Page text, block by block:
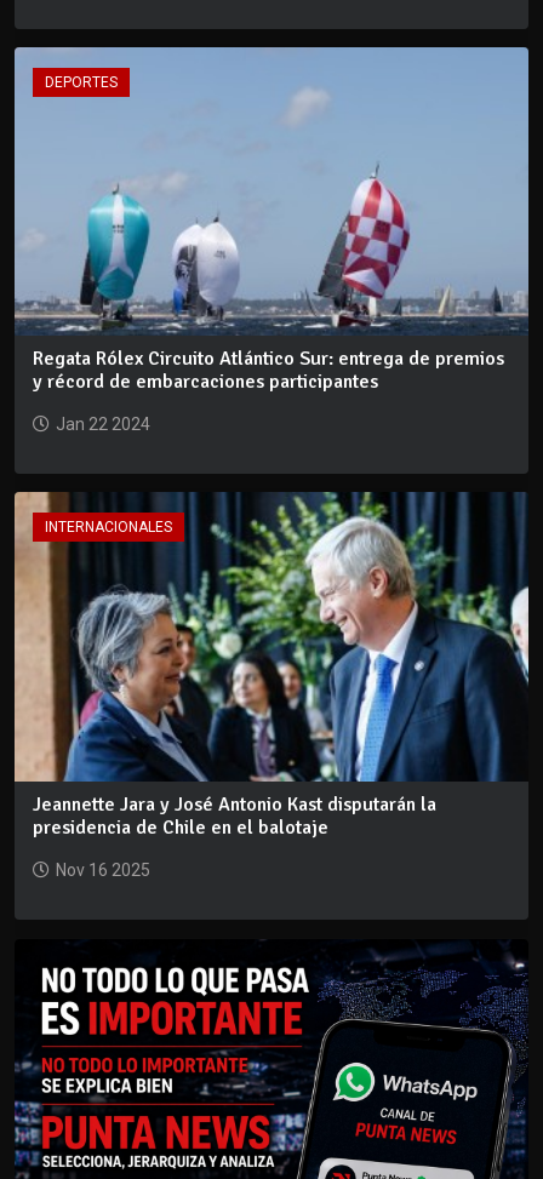
DEPORTES
Regata Rólex Circuito Atlántico Sur: entrega de premios
y récord de embarcaciones participantes
Jan 22 2024
INTERNACIONALES
Jeannette Jara y José Antonio Kast disputarán la
presidencia de Chile en el balotaje
Nov 16 2025